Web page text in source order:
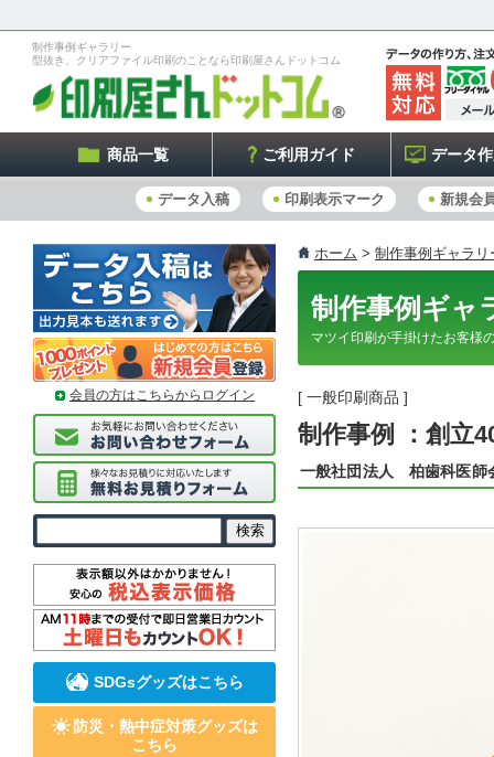
制作事例ギャラリー
型抜き、クリアファイル印刷のことなら印刷屋さんドットコム
商品一覧 ご利用ガイド データ
データ入稿 印刷表示マーク 新規会
ホーム > 制作事例ギャラリ
制作事例ギャ
マツイ印刷が手掛けたお客様
[ 一般印刷商品 ]
制作事例 ：創立
一般社団法人 柏歯科医
会員の方はこちらからログイン
SDGsグッズはこちら
防災・熱中症対策グッズは
こちら